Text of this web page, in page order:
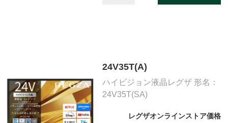
24V35T(A)
ハイビジョン液晶レグザ 形名：
24V35T(SA)
レグザオンラインストア価格